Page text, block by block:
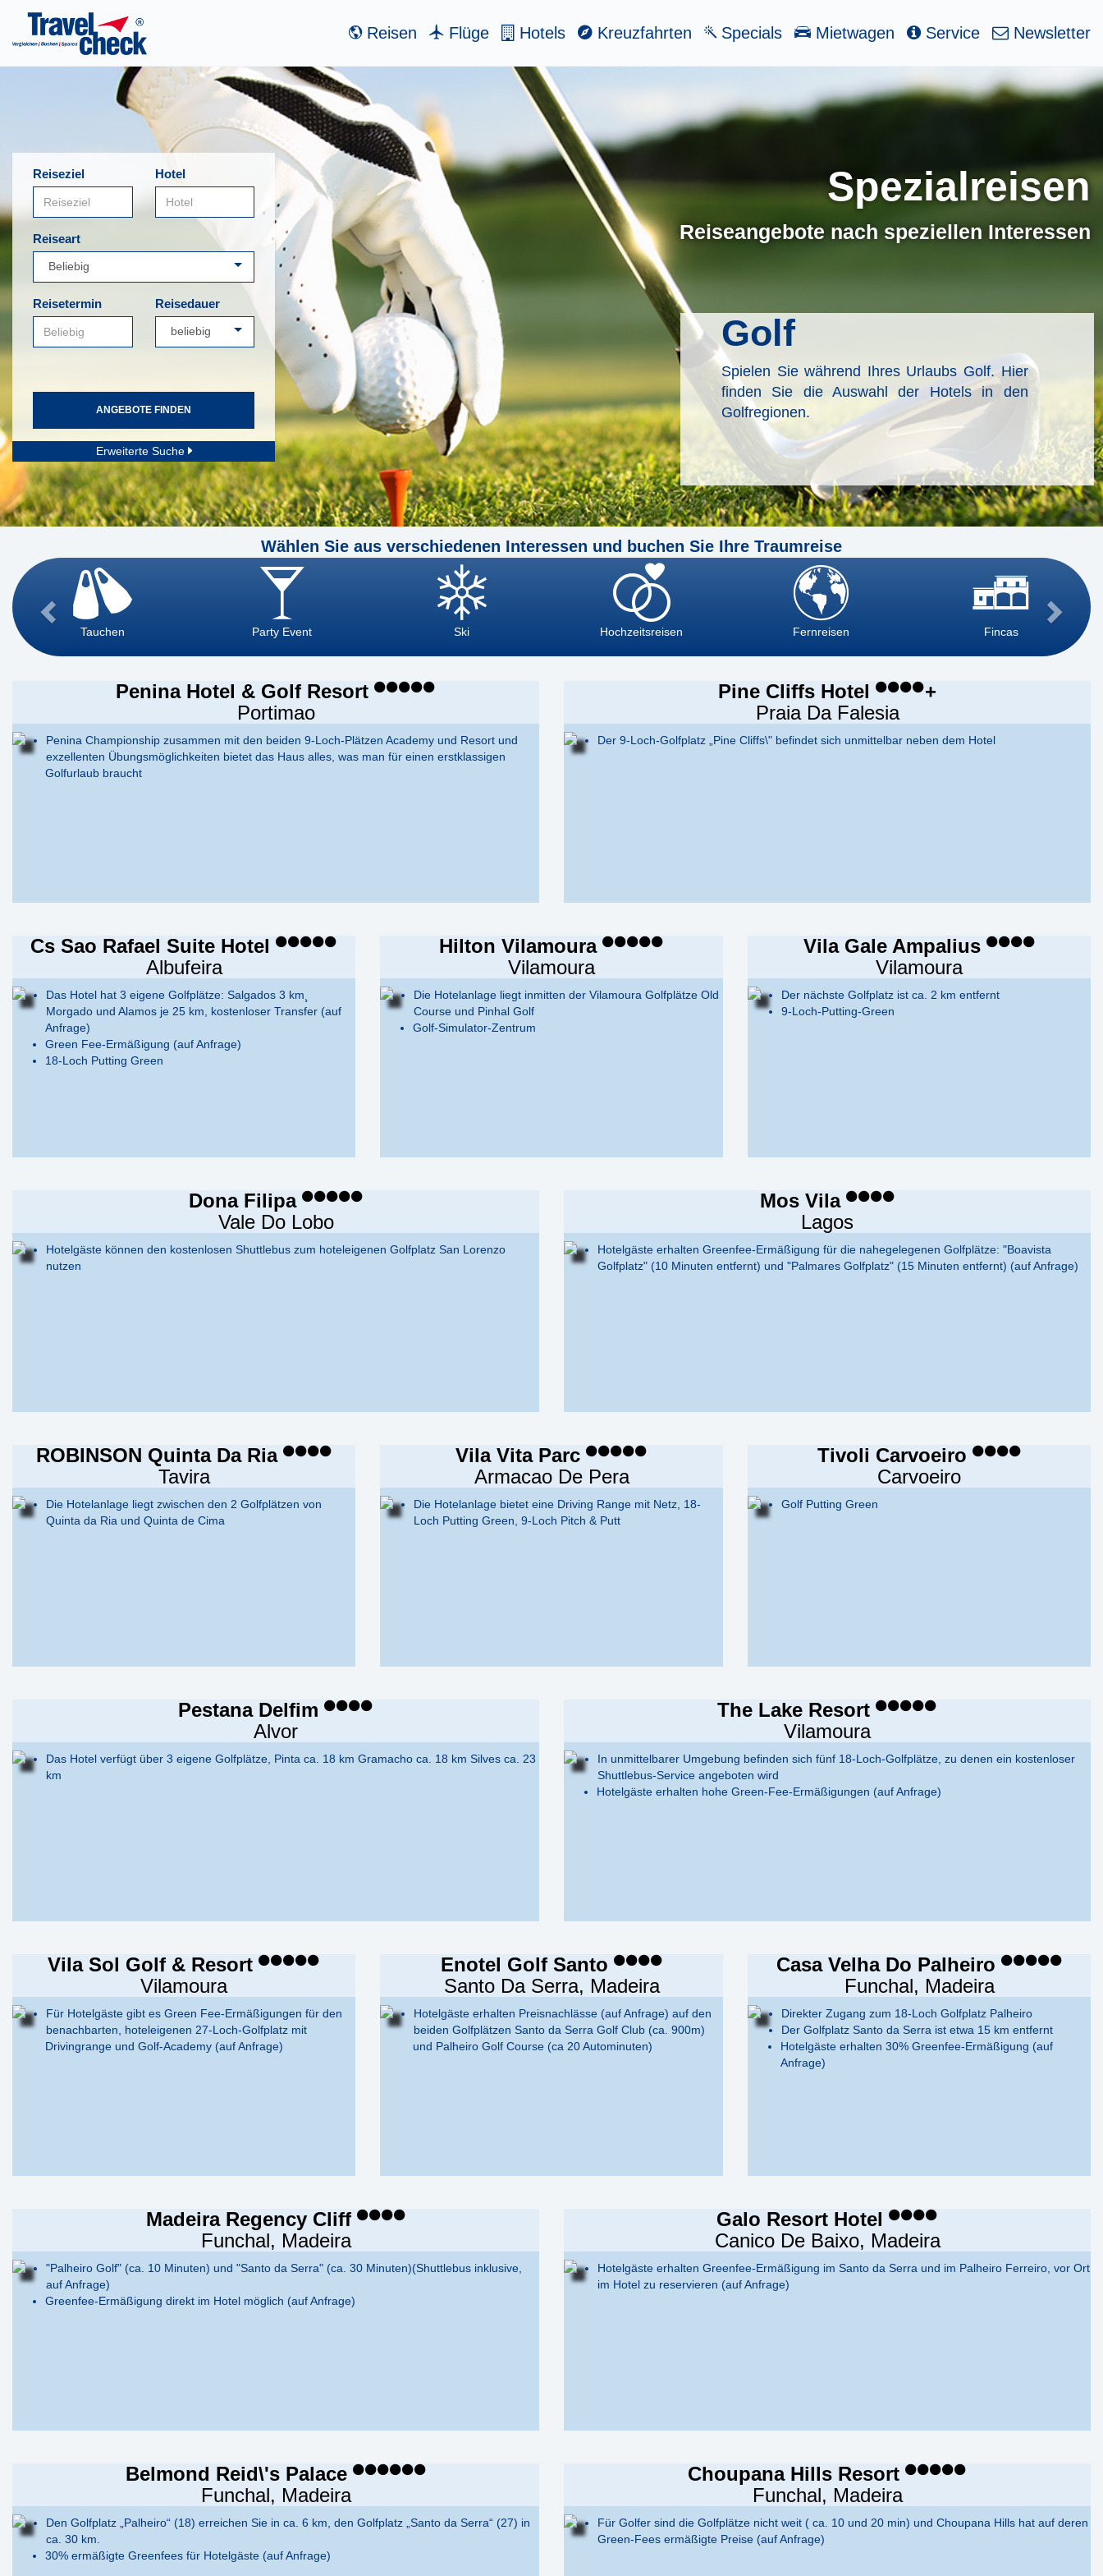
Reisen Flüge Hotels Kreuzfahrten Specials Mietwagen Service Newsletter
Reiseziel Hotel
Reiseart
Reisetermin Reisedauer
ANGEBOTE FINDEN
Erweiterte Suche
Spezialreisen
Reiseangebote nach speziellen Interessen
Golf
Spielen Sie während Ihres Urlaubs Golf. Hier
finden Sie die Auswahl der Hotels in den
Golfregionen.
Wählen Sie aus verschiedenen Interessen und buchen Sie Ihre Traumreise
Tauchen Party Event Ski Hochzeitsreisen Fernreisen Fincas
Penina Hotel & Golf Resort
Portimao
Penina Championship zusammen mit den beiden 9-Loch-Plätzen Academy und Resort und
exzellenten Übungsmöglichkeiten bietet das Haus alles, was man für einen erstklassigen
Golfurlaub braucht
Pine Cliffs Hotel
+
Praia Da Falesia
Der 9-Loch-Golfplatz „Pine Cliffs\" befindet sich unmittelbar neben dem Hotel
Cs Sao Rafael Suite Hotel
Albufeira
Das Hotel hat 3 eigene Golfplätze: Salgados 3 km¸
Morgado und Alamos je 25 km, kostenloser Transfer (auf
Anfrage)
Green Fee-Ermäßigung (auf Anfrage)
18-Loch Putting Green
Hilton Vilamoura
Vilamoura
Die Hotelanlage liegt inmitten der Vilamoura Golfplätze Old
Course und Pinhal Golf
Golf-Simulator-Zentrum
Vila Gale Ampalius
Vilamoura
Der nächste Golfplatz ist ca. 2 km entfernt
9-Loch-Putting-Green
Dona Filipa
Vale Do Lobo
Hotelgäste können den kostenlosen Shuttlebus zum hoteleigenen Golfplatz San Lorenzo
nutzen
Mos Vila
Lagos
Hotelgäste erhalten Greenfee-Ermäßigung für die nahegelegenen Golfplätze: "Boavista
Golfplatz" (10 Minuten entfernt) und "Palmares Golfplatz" (15 Minuten entfernt) (auf Anfrage)
ROBINSON Quinta Da Ria
Tavira
Die Hotelanlage liegt zwischen den 2 Golfplätzen von
Quinta da Ria und Quinta de Cima
Vila Vita Parc
Armacao De Pera
Die Hotelanlage bietet eine Driving Range mit Netz, 18-
Loch Putting Green, 9-Loch Pitch & Putt
Tivoli Carvoeiro
Carvoeiro
Golf Putting Green
Pestana Delfim
Alvor
Das Hotel verfügt über 3 eigene Golfplätze, Pinta ca. 18 km Gramacho ca. 18 km Silves ca. 23
km
The Lake Resort
Vilamoura
In unmittelbarer Umgebung befinden sich fünf 18-Loch-Golfplätze, zu denen ein kostenloser
Shuttlebus-Service angeboten wird
Hotelgäste erhalten hohe Green-Fee-Ermäßigungen (auf Anfrage)
Vila Sol Golf & Resort
Vilamoura
Für Hotelgäste gibt es Green Fee-Ermäßigungen für den
benachbarten, hoteleigenen 27-Loch-Golfplatz mit
Drivingrange und Golf-Academy (auf Anfrage)
Enotel Golf Santo
Santo Da Serra, Madeira
Hotelgäste erhalten Preisnachlässe (auf Anfrage) auf den
beiden Golfplätzen Santo da Serra Golf Club (ca. 900m)
und Palheiro Golf Course (ca 20 Autominuten)
Casa Velha Do Palheiro
Funchal, Madeira
Direkter Zugang zum 18-Loch Golfplatz Palheiro
Der Golfplatz Santo da Serra ist etwa 15 km entfernt
Hotelgäste erhalten 30% Greenfee-Ermäßigung (auf
Anfrage)
Madeira Regency Cliff
Funchal, Madeira
"Palheiro Golf" (ca. 10 Minuten) und "Santo da Serra" (ca. 30 Minuten)(Shuttlebus inklusive,
auf Anfrage)
Greenfee-Ermäßigung direkt im Hotel möglich (auf Anfrage)
Galo Resort Hotel
Canico De Baixo, Madeira
Hotelgäste erhalten Greenfee-Ermäßigung im Santo da Serra und im Palheiro Ferreiro, vor Ort
im Hotel zu reservieren (auf Anfrage)
Belmond Reid\'s Palace
Funchal, Madeira
Den Golfplatz „Palheiro“ (18) erreichen Sie in ca. 6 km, den Golfplatz „Santo da Serra“ (27) in
ca. 30 km.
30% ermäßigte Greenfees für Hotelgäste (auf Anfrage)
Choupana Hills Resort
Funchal, Madeira
Für Golfer sind die Golfplätze nicht weit ( ca. 10 und 20 min) und Choupana Hills hat auf deren
Green-Fees ermäßigte Preise (auf Anfrage)